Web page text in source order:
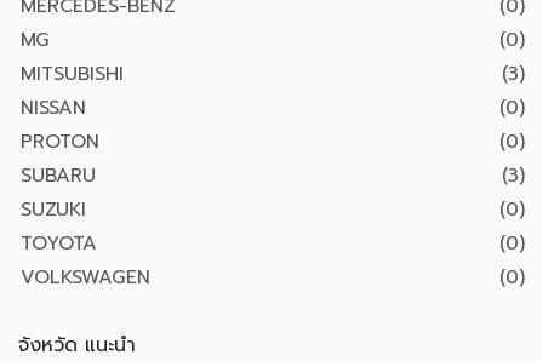
MERCEDES-BENZ
(0)
MG
(0)
MITSUBISHI
(3)
NISSAN
(0)
PROTON
(0)
SUBARU
(3)
SUZUKI
(0)
TOYOTA
(0)
VOLKSWAGEN
(0)
จังหวัด แนะนำ